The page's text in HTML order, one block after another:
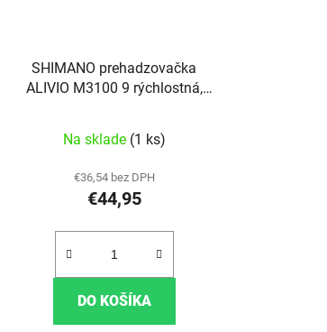
SHIMANO prehadzovačka
ALIVIO M3100 9 rýchlostná,
Na sklade (1 ks)
€36,54 bez DPH
€44,95
DO KOŠÍKA